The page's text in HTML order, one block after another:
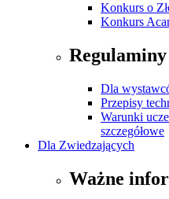
Konkurs o
Konkurs
Regulaminy
Dla
Przepisy
Warunki
szczegółowe
Dla Zwiedzających
Ważne